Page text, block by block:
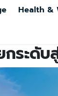
Health &
ระดั